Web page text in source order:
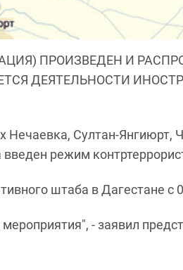
ПРОИЗВЕДЕН И
ДЕЯТЕЛЬНОСТИ
Нечаевка, Султан-Янгиюрт,
режим
штаба в Дагестане с
- заявил